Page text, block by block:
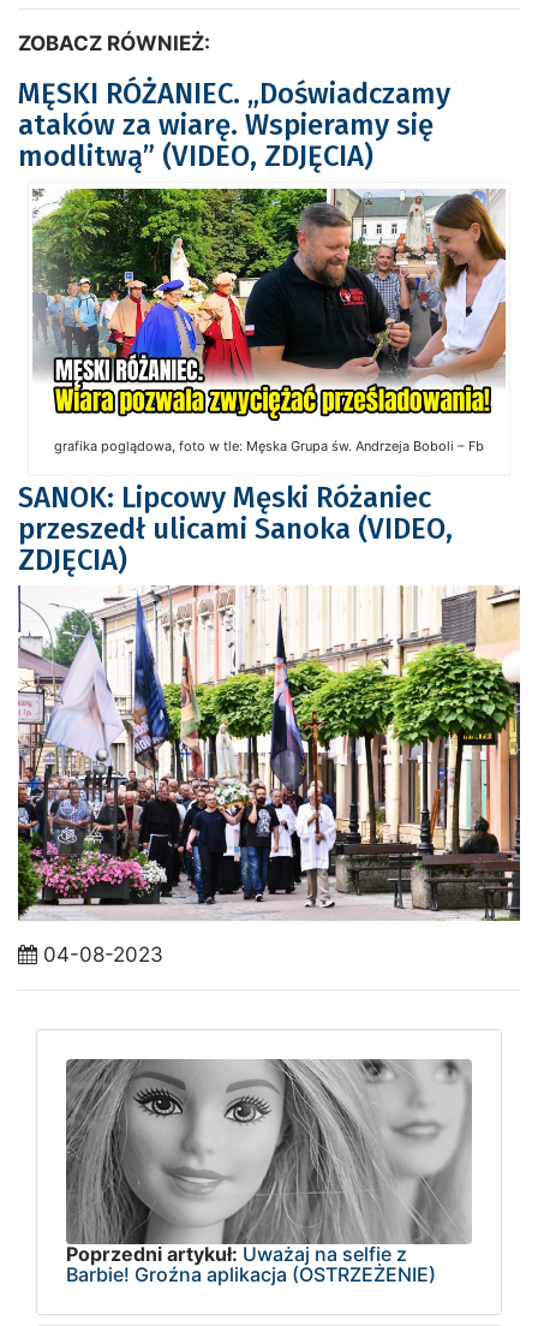
ZOBACZ RÓWNIEŻ:
MĘSKI RÓŻANIEC. „Doświadczamy
ataków za wiarę. Wspieramy się
modlitwą” (VIDEO, ZDJĘCIA)
grafika poglądowa, foto w tle: Męska Grupa św. Andrzeja Boboli – Fb
SANOK: Lipcowy Męski Różaniec
przeszedł ulicami Sanoka (VIDEO,
ZDJĘCIA)
04-08-2023
Poprzedni artykuł: Uważaj na selfie z
Barbie! Groźna aplikacja (OSTRZEŻENIE)